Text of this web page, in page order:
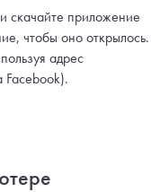
скачайте приложение
чтобы оно открылось.
адрес
Facebook).